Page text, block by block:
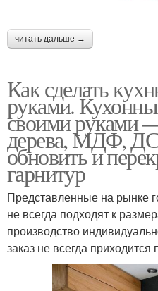
читать дальше →
Как сделать
руками.
своими руками
дерева, МДФ,
обновить и
гарнитур
Представленные на рынке
не всегда подходят к
производство
заказ не всегда приходится